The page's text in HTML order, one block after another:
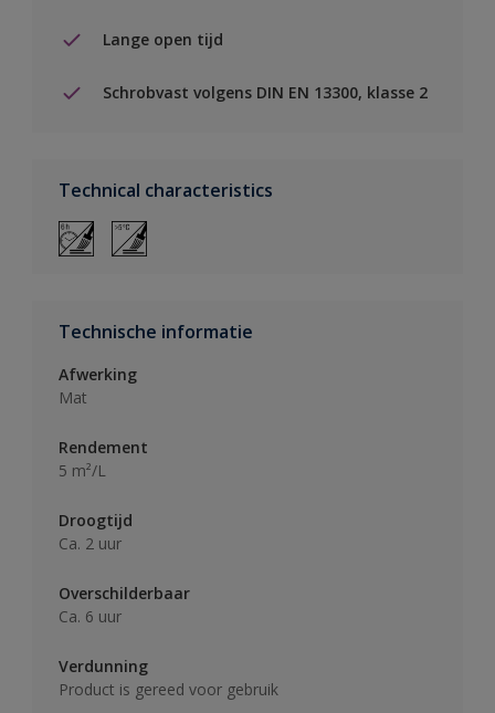
Lange open tijd
Schrobvast volgens DIN EN 13300, klasse 2
Technical characteristics
Technische informatie
Afwerking
Mat
Rendement
5 m²/L
Droogtijd
Ca. 2 uur
Overschilderbaar
Ca. 6 uur
Verdunning
Product is gereed voor gebruik